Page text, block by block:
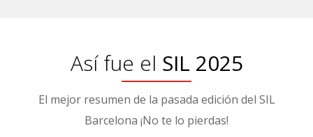
Así fue el SIL 2025
El mejor resumen de la pasada edición del SIL
Barcelona ¡No te lo pierdas!